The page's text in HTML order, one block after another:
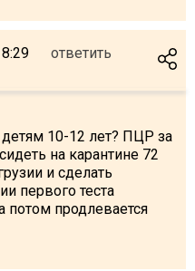
ответить
10-12 лет? ПЦР за
на карантине 72
и сделать
первого теста
потом продлевается